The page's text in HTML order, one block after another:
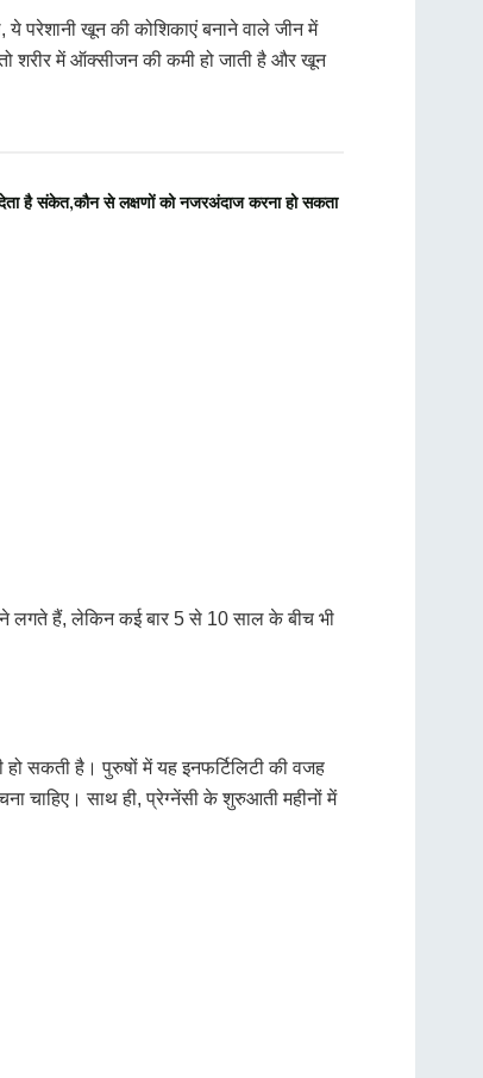
ये परेशानी खून की कोशिकाएं बनाने वाले जीन में
शरीर में ऑक्सीजन की कमी हो जाती है और खून
है संकेत,कौन से लक्षणों को नजरअंदाज करना हो सकता
लगते हैं, लेकिन कई बार 5 से 10 साल के बीच भी
हो सकती है। पुरुषों में यह इनफर्टिलिटी की वजह
चाहिए। साथ ही, प्रेग्नेंसी के शुरुआती महीनों में